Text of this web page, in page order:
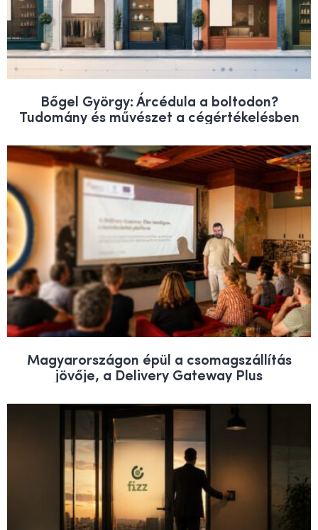
Bőgel György: Árcédula a boltodon?
Tudomány és művészet a cégértékelésben
Magyarországon épül a csomagszállítás
jövője, a Delivery Gateway Plus